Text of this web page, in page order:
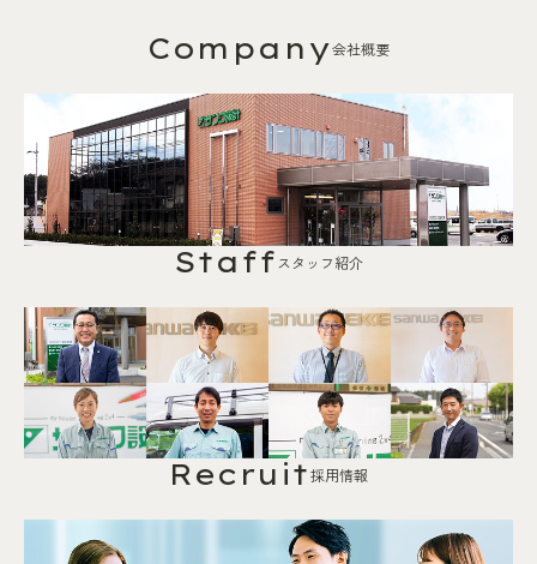
Company会社概要
Staffスタッフ紹介
Recruit採用情報